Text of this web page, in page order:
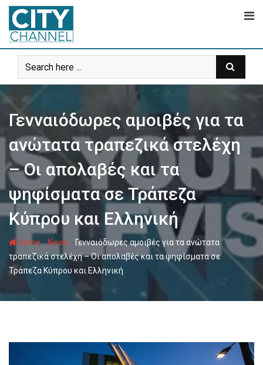
Skip
content
Γενναιόδωρες αμοιβές για τα
ανώτατα τραπεζικά στελέχη
– Οι απολαβές και τα
ψηφίσματα σε Τράπεζα
Κύπρου και Ελληνική
Home-News - Γενναιόδωρες αμοιβές για τα ανώτατα
τραπεζικά στελέχη – Οι απολαβές και τα ψηφίσματα σε
Τράπεζα Κύπρου και Ελληνική